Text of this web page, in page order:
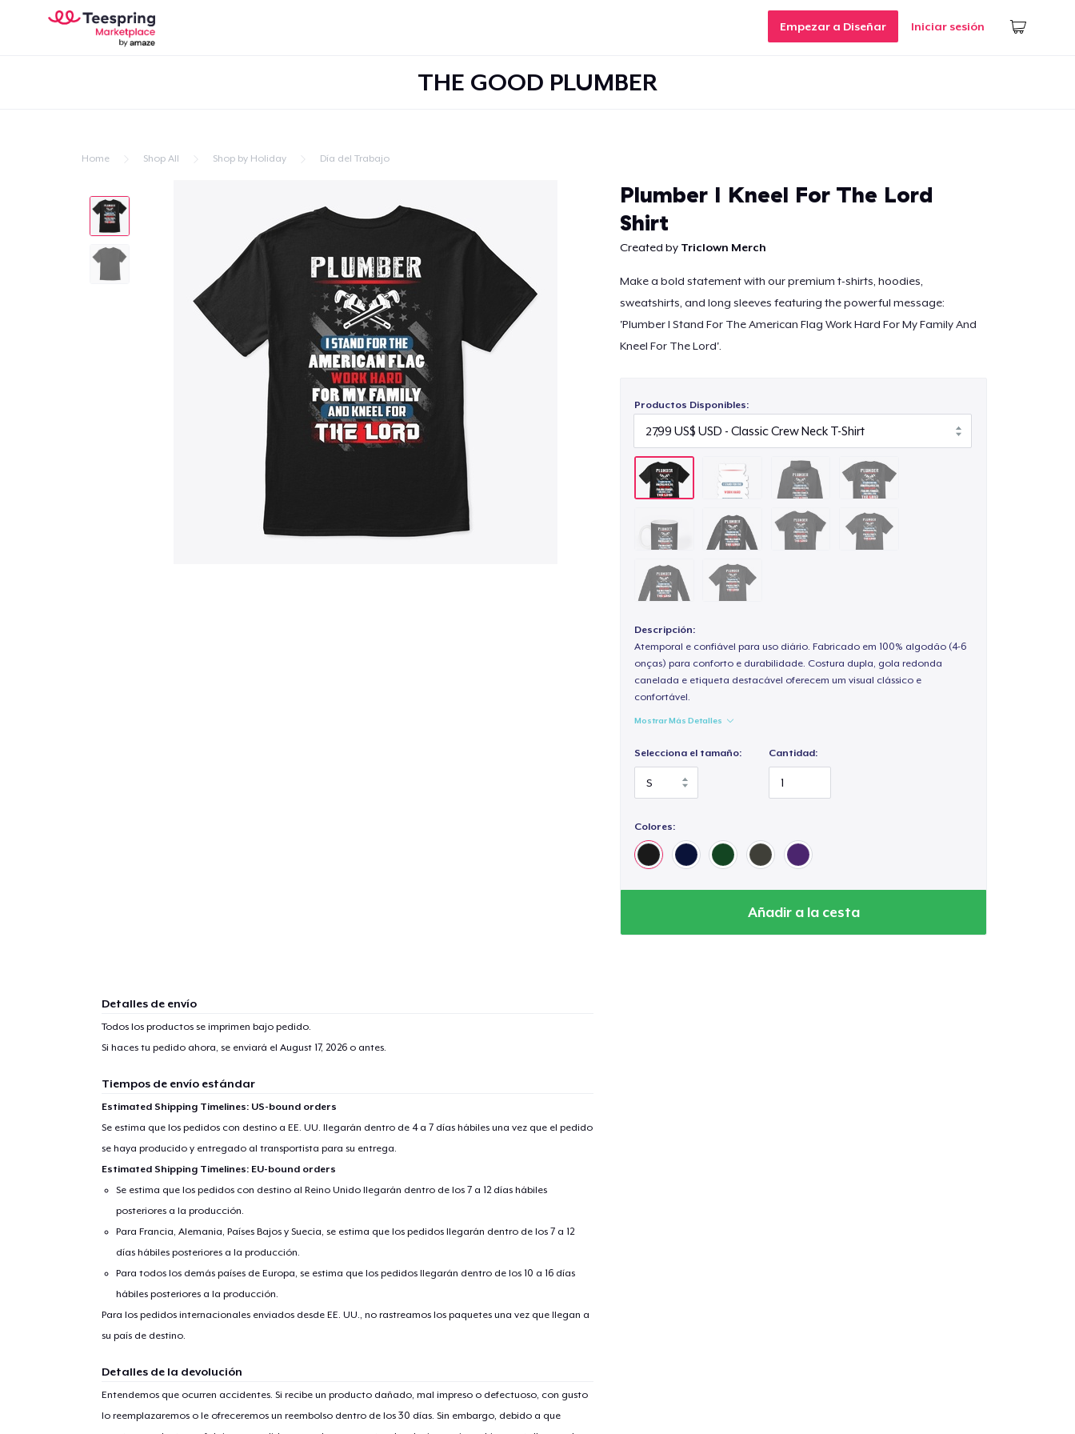
Empezar a Diseñar Iniciar sesión
THE GOOD PLUMBER
Home Shop All Shop by Holiday Día del Trabajo
Plumber I Kneel For The Lord
Shirt
Created by Triclown Merch
Make a bold statement with our premium t-shirts, hoodies,
sweatshirts, and long sleeves featuring the powerful message:
'Plumber I Stand For The American Flag Work Hard For My Family And
Kneel For The Lord'.
Productos Disponibles:
Descripción:
Atemporal e confiável para uso diário. Fabricado em 100% algodão (4-6
onças) para conforto e durabilidade. Costura dupla, gola redonda
canelada e etiqueta destacável oferecem um visual clássico e
confortável.
Mostrar Más Detalles
Selecciona el tamaño: Cantidad:
Colores:
Añadir a la cesta
Detalles de envío
Todos los productos se imprimen bajo pedido.
Si haces tu pedido ahora, se enviará el August 17, 2026o antes.
Tiempos de envío estándar
Estimated Shipping Timelines: US-bound orders
Se estima que los pedidos con destino a EE. UU. llegarán dentro de 4 a 7 días hábiles una vez que el pedido
se haya producido y entregado al transportista para su entrega.
Estimated Shipping Timelines: EU-bound orders
Se estima que los pedidos con destino al Reino Unido llegarán dentro de los 7 a 12 días hábiles
posteriores a la producción.
Para Francia, Alemania, Países Bajos y Suecia, se estima que los pedidos llegarán dentro de los 7 a 12
días hábiles posteriores a la producción.
Para todos los demás países de Europa, se estima que los pedidos llegarán dentro de los 10 a 16 días
hábiles posteriores a la producción.
Para los pedidos internacionales enviados desde EE. UU., no rastreamos los paquetes una vez que llegan a
su país de destino.
Detalles de la devolución
Entendemos que ocurren accidentes. Si recibe un producto dañado, mal impreso o defectuoso, con gusto
lo reemplazaremos o le ofreceremos un reembolso dentro de los 30 días. Sin embargo, debido a que
Finalizar y pagar pedido